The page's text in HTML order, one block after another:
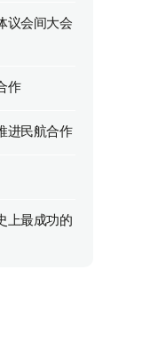
议会间大会
作
进民航合作
上最成功的